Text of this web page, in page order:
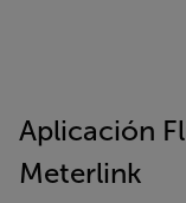
Aplicación
Meterlink